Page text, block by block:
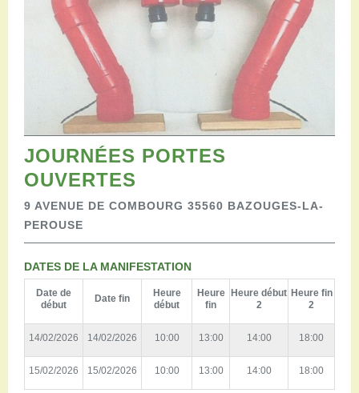
Aires de camping-car
Salles de réception
Aires de pique-nique
Randonnées pédestres
Randonnées vélo
Randonnées équestres
Agenda
Pratique
Nous contacter
Documents à télécharger
Tourisme accessible
Venir en groupe
Espace Pro
JOURNÉES PORTES
OUVERTES
9 AVENUE DE COMBOURG 35560 BAZOUGES-LA-
PEROUSE
DATES DE LA MANIFESTATION
Date de
début
Date fin
Heure
début
Heure
fin
Heure début
2
Heure fin
2
14/02/2026 14/02/2026 10:00 13:00 14:00 18:00
15/02/2026 15/02/2026 10:00 13:00 14:00 18:00